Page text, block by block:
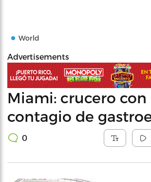
World
Advertisements
Miami: crucero con
contagio de
0